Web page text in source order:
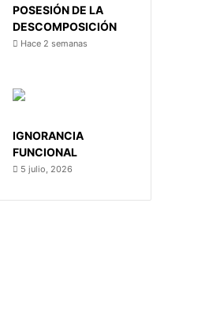
POSESIÓN DE LA
DESCOMPOSICIÓN
Hace 2 semanas
IGNORANCIA
FUNCIONAL
5 julio, 2026